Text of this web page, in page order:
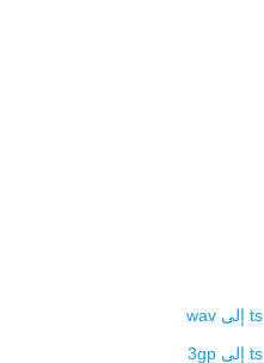
ts إلى wav
ts إلى 3gp